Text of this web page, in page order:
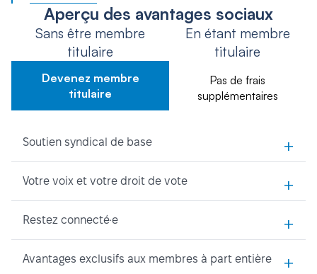
Aperçu des avantages sociaux
Sans être membre
titulaire
Devenez membre
titulaire
En étant membre
titulaire
Pas de frais
supplémentaires
Soutien syndical de base +
Votre voix et votre droit de vote +
Restez connecté·e +
Avantages exclusifs aux membres à part entière +